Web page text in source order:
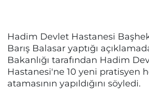
Hadim Devlet Hastanesi
Barış Balasar yaptığı
Bakanlığı tarafından Hadim
Hastanesi'ne 10 yeni pratisyen
atamasının yapıldığını söyledi.